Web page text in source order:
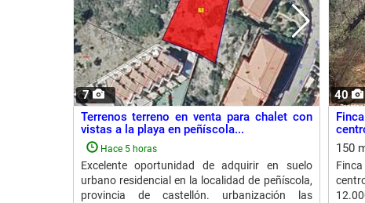
7
Terrenos terreno en venta para chalet con
vistas a la playa en peñíscola...
Hace 5 horas
Excelente oportunidad de adquirir en suelo
urbano residencial en la localidad de peñíscola,
provincia de castellón. urbanización las
40
150